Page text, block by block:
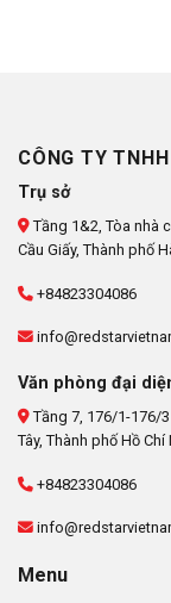
CÔNG TY
Trụ sở
Tầng 1&2, Tòa nhà
Cầu Giấy, Thành phố
+84823304086
Văn phòng đại
Tầng 7, 176/1-176/
Tây, Thành phố Hồ
+84823304086
Menu